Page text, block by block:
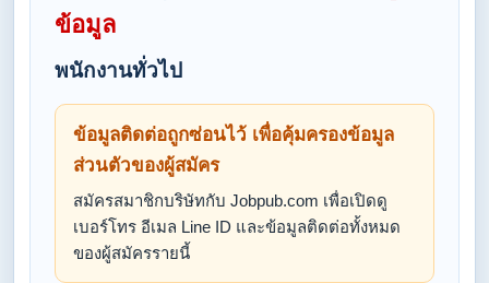
ข้อมูล
พนักงานทั่วไป
ข้อมูลติดต่อถูกซ่อนไว้ เพื่อคุ้มครองข้อมูล
ส่วนตัวของผู้สมัคร
สมัครสมาชิกบริษัทกับ Jobpub.com เพื่อเปิดดู
เบอร์โทร อีเมล Line ID และข้อมูลติดต่อทั้งหมด
ของผู้สมัครรายนี้